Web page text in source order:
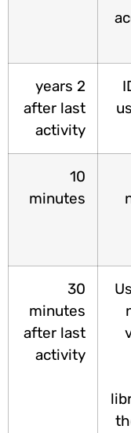
2 years
after last
activity
minutes
minutes
after last
activity